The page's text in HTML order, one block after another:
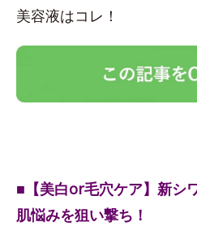
美容液はコレ！
■【美白or毛穴ケア】新シ
肌悩みを狙い撃ち！